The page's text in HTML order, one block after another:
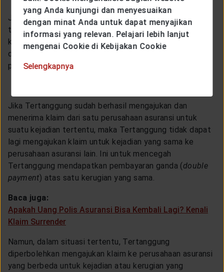
Jawabannya adalah, tidak. Secara umum, Tertanggung
tidak dapat mengajukan klaim untuk kejadian yang sama
ke beberapa perusahaan asuransi sekaligus. Hal ini
dikenal sebagai
double indemnity
praktik yang dilarang dalam industri asuransi.
Jika Tertanggung sudah berhasil mengajukan dan
menerima klaim dari satu perusahaan asuransi untuk
suatu kejadian tertentu, maka Tertanggung tidak dapat
lagi mengajukan klaim untuk kejadian yang sama ke
perusahaan asuransi lain. Ini untuk mencegah
Tertanggung mendapatkan pembayaran ganda (double
payment) atas satu kerugian yang sama.
Baca juga:
Apakah Uang Polis Asuransi Bisa Kembali Lagi? Kenali
Klaim Surrender
Namun, dalam situasi tertentu, Tertanggung
diperbolehkan mengajukan klaim ke perusahaan asuransi
yang berbeda untuk kejadian atau kerugian yang
yang Anda kunjungi dan menyesuaikan
dengan minat Anda untuk dapat menyajikan
informasi yang relevan. Pelajari lebih lanjut
mengenai Cookie di Kebijakan Cookie
Selengkapnya